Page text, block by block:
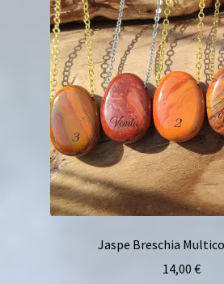
Jaspe Breschia
14,00 €